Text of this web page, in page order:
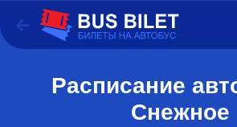
Расписание
Снежное